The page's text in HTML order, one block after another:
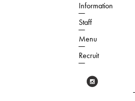
Information
Staff
Menu
Recruit